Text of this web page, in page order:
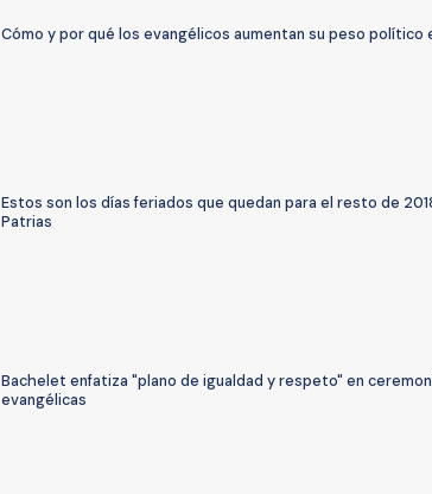
Cómo y por qué los evangélicos aumentan su peso político
Estos son los días feriados que quedan para el resto de
Patrias
Bachelet enfatiza "plano de igualdad y respeto" en
evangélicas